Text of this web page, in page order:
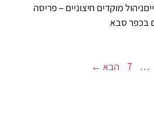
מוקדים חיצוניים – פריסה
בכפר סבא
… עמוד
7 הבא →